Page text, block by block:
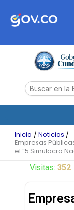
Search
Inicio
Noticias
Empresas
el “5 Simulacro
Visitas: 352